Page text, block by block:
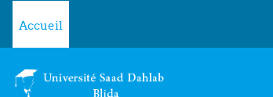
Accueil